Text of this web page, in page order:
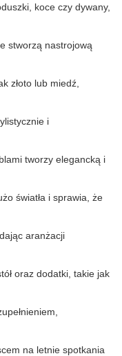
koce czy dywany,
stworzą nastrojową
złoto lub miedź,
i
tworzy elegancką i
światła i sprawia, że
aranżacji
oraz dodatki, takie jak
na letnie spotkania